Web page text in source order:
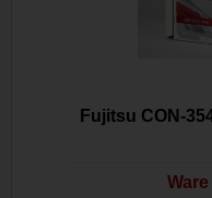
Fujitsu CON-